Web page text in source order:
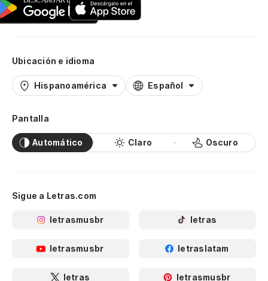
Ubicación e idioma
Hispanoamérica Español
Pantalla
Automático Claro Oscuro
Sigue a Letras.com
letrasmusbr letras
letrasmusbr letraslatam
letras letrasmusbr